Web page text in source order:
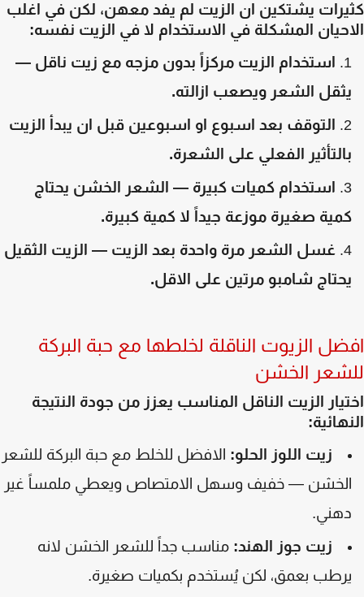
يشتكين ان الزيت لم يفد معهن، لكن في اغلب
المشكلة في الاستخدام لا في الزيت نفسه:
استخدام الزيت مركزاً بدون مزجه مع زيت ناقل —
الشعر ويصعب ازالته.
التوقف بعد اسبوع او اسبوعين قبل ان يبدأ الزيت
الفعلي على الشعرة.
استخدام كميات كبيرة — الشعر الخشن يحتاج
صغيرة موزعة جيداً لا كمية كبيرة.
غسل الشعر مرة واحدة بعد الزيت — الزيت الثقيل
شامبو مرتين على الاقل.
الزيوت الناقلة لخلطها مع حبة البركة
الخشن
الزيت الناقل المناسب يعزز من جودة النتيجة
زيت اللوز الحلو:الافضل للخلط مع حبة البركة للشعر
— خفيف وسهل الامتصاص ويعطي ملمساً غير
زيت جوز الهند:مناسب جداً للشعر الخشن لانه
بعمق، لكن يُستخدم بكميات صغيرة.